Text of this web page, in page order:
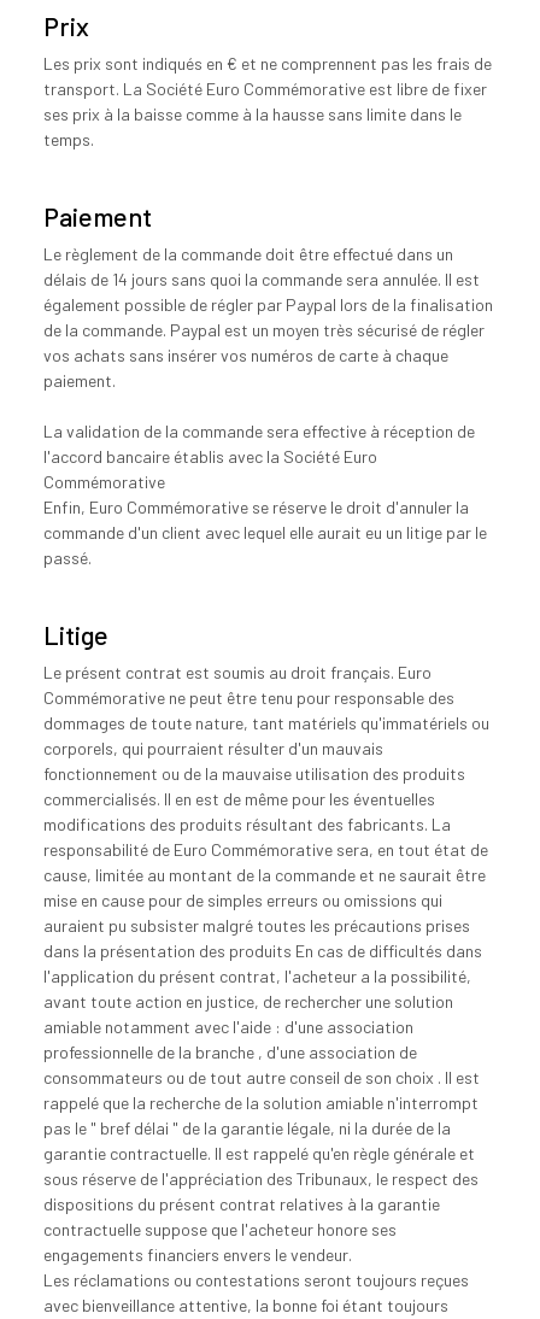
Prix
Les prix sont indiqués en € et ne comprennent pas les frais de
transport. La Société Euro Commémorative est libre de fixer
ses prix à la baisse comme à la hausse sans limite dans le
temps.
Paiement
Le règlement de la commande doit être effectué dans un
délais de 14 jours sans quoi la commande sera annulée. Il est
également possible de régler par Paypal lors de la finalisation
de la commande. Paypal est un moyen très sécurisé de régler
vos achats sans insérer vos numéros de carte à chaque
paiement.
La validation de la commande sera effective à réception de
l'accord bancaire établis avec la Société Euro
Commémorative
Enfin, Euro Commémorative se réserve le droit d'annuler la
commande d'un client avec lequel elle aurait eu un litige par le
passé.
Litige
Le présent contrat est soumis au droit français. Euro
Commémorative ne peut être tenu pour responsable des
dommages de toute nature, tant matériels qu'immatériels ou
corporels, qui pourraient résulter d'un mauvais
fonctionnement ou de la mauvaise utilisation des produits
commercialisés. Il en est de même pour les éventuelles
modifications des produits résultant des fabricants. La
responsabilité de Euro Commémorative sera, en tout état de
cause, limitée au montant de la commande et ne saurait être
mise en cause pour de simples erreurs ou omissions qui
auraient pu subsister malgré toutes les précautions prises
dans la présentation des produits En cas de difficultés dans
l'application du présent contrat, l'acheteur a la possibilité,
avant toute action en justice, de rechercher une solution
amiable notamment avec l'aide : d'une association
professionnelle de la branche , d'une association de
consommateurs ou de tout autre conseil de son choix . Il est
rappelé que la recherche de la solution amiable n'interrompt
pas le " bref délai " de la garantie légale, ni la durée de la
garantie contractuelle. Il est rappelé qu'en règle générale et
sous réserve de l'appréciation des Tribunaux, le respect des
dispositions du présent contrat relatives à la garantie
contractuelle suppose que l'acheteur honore ses
engagements financiers envers le vendeur.
Les réclamations ou contestations seront toujours reçues
avec bienveillance attentive, la bonne foi étant toujours